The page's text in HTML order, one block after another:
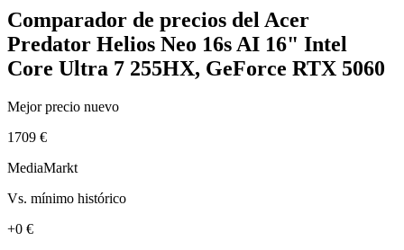
Comparador de precios del Acer
Predator Helios Neo 16s AI 16" Intel
Core Ultra 7 255HX, GeForce RTX 5060
Mejor precio nuevo
1709 €
MediaMarkt
Vs. mínimo histórico
+0 €